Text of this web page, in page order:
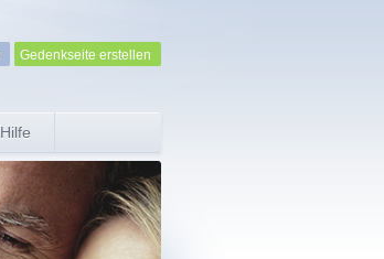
Gedenkseite erstellen
Hilfe